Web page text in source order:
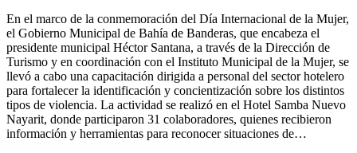
En el marco de la conmemoración del Día Internacional de la Mujer,
el Gobierno Municipal de Bahía de Banderas, que encabeza el
presidente municipal Héctor Santana, a través de la Dirección de
Turismo y en coordinación con el Instituto Municipal de la Mujer, se
llevó a cabo una capacitación dirigida a personal del sector hotelero
para fortalecer la identificación y concientización sobre los distintos
tipos de violencia. La actividad se realizó en el Hotel Samba Nuevo
Nayarit, donde participaron 31 colaboradores, quienes recibieron
información y herramientas para reconocer situaciones de…